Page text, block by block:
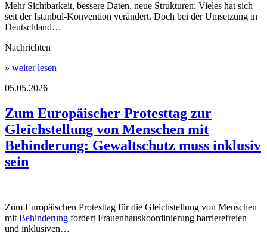
Mehr Sichtbarkeit, bessere Daten, neue Strukturen: Vieles hat sich
seit der Istanbul-Konvention verändert. Doch bei der Umsetzung in
Deutschland…
Nachrichten
» weiter lesen
05.05.2026
Zum Europäischer Protesttag zur
Gleichstellung von Menschen mit
Behinderung: Gewaltschutz muss inklusiv
sein
Zum Europäischen Protesttag für die Gleichstellung von Menschen
mit Behinderung fordert Frauenhauskoordinierung barrierefreien
und inklusiven…